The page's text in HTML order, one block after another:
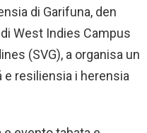
di Garifuna, den
West Indies Campus
(SVG), a organisa un
resiliensia i herensia